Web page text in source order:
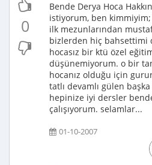
0
Bende Derya Hoca
istiyorum, ben
ilk mezunlarından
bizlerden hiç bahsettimi
hocasız bir ktü özel
düşünemiyorum. o bir
hocanız olduğu için
tatlı devamlı gülen
hepinize iyi dersler
çalışıyorum. selamlar...
01-10-2007